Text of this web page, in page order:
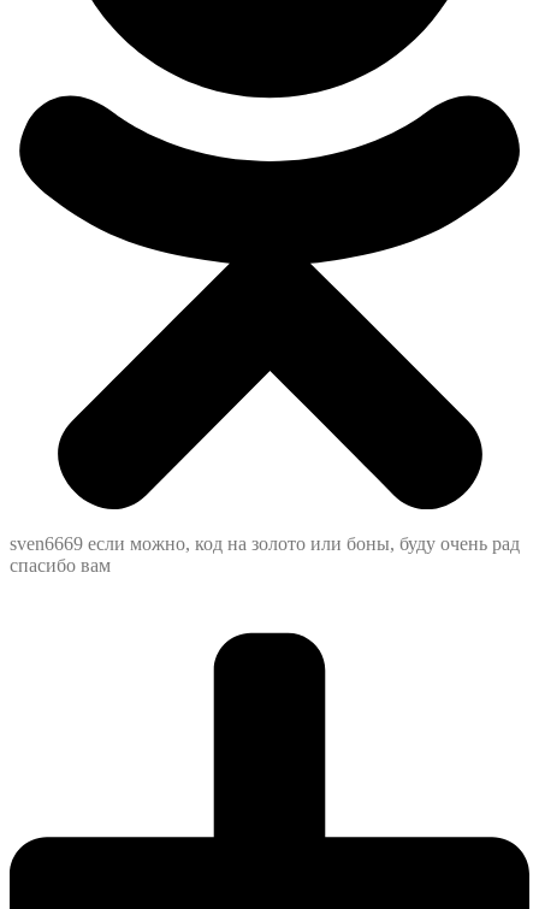
sven6669 если можно, код на золото или боны, буду очень рад
спасибо вам